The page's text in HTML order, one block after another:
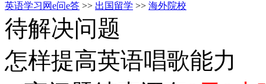
英语学习网e问e答 >> 出国留学 >> 海外院校
待解决问题
怎样提高英语唱歌能力